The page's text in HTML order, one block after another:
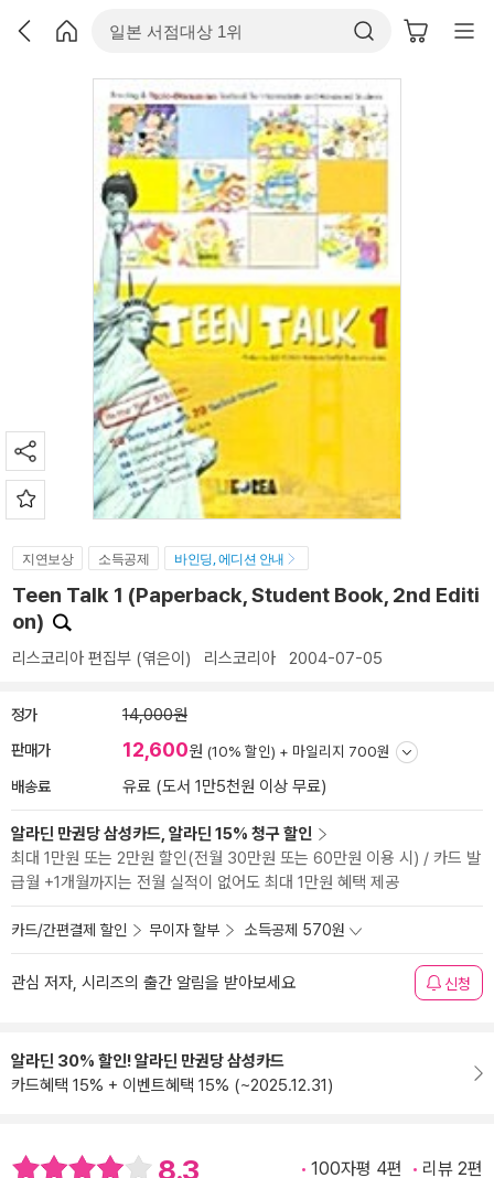
지연보상 소득공제 바인딩, 에디션 안내
Teen Talk 1 (Paperback, Student Book, 2nd Editi
on)
리스코리아 편집부 (엮은이) 리스코리아 2004-07-05
정가 14,000원
판매가 12,600원 (10% 할인) + 마일리지 700원
배송료 유료 (도서 1만5천원 이상 무료)
알라딘 만권당 삼성카드, 알라딘 15% 청구 할인
최대 1만원 또는 2만원 할인(전월 30만원 또는 60만원 이용 시) / 카드 발
급월 +1개월까지는 전월 실적이 없어도 최대 1만원 혜택 제공
카드/간편결제 할인 무이자 할부 소득공제 570원
관심 저자, 시리즈의 출간 알림을 받아보세요 신청
알라딘 30% 할인! 알라딘 만권당 삼성카드
카드혜택 15% + 이벤트혜택 15% (~2025.12.31)
8.3 100자평 4편 리뷰 2편